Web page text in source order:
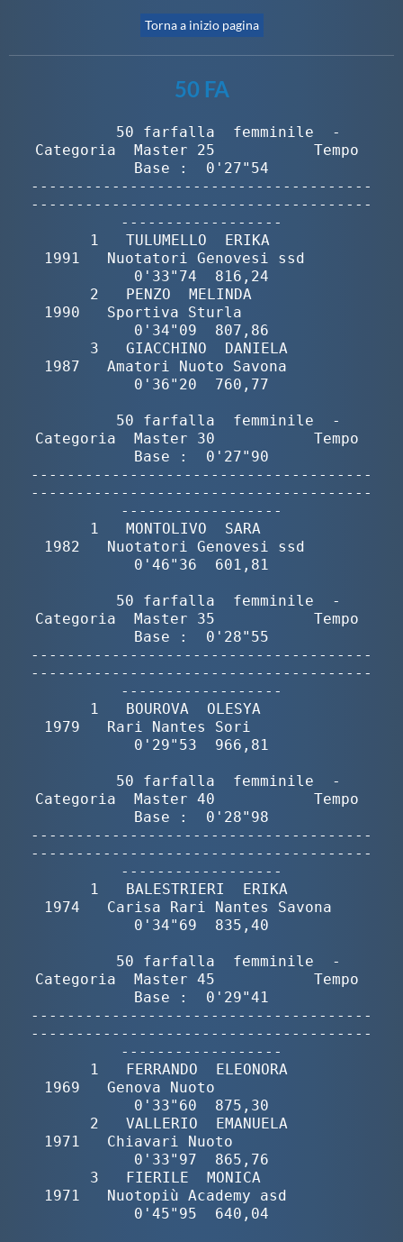
Torna a inizio pagina
50 FA
        50 farfalla  femminile  -
Categoria  Master 25           Tempo
Base :  0'27"54
--------------------------------------
--------------------------------------
------------------
       1   TULUMELLO  ERIKA
1991   Nuotatori Genovesi ssd
0'33"74  816,24
       2   PENZO  MELINDA
1990   Sportiva Sturla
0'34"09  807,86
       3   GIACCHINO  DANIELA
1987   Amatori Nuoto Savona
0'36"20  760,77
        50 farfalla  femminile  -
Categoria  Master 30           Tempo
Base :  0'27"90
--------------------------------------
--------------------------------------
------------------
       1   MONTOLIVO  SARA
1982   Nuotatori Genovesi ssd
0'46"36  601,81
        50 farfalla  femminile  -
Categoria  Master 35           Tempo
Base :  0'28"55
--------------------------------------
--------------------------------------
------------------
       1   BOUROVA  OLESYA
1979   Rari Nantes Sori
0'29"53  966,81
        50 farfalla  femminile  -
Categoria  Master 40           Tempo
Base :  0'28"98
--------------------------------------
--------------------------------------
------------------
       1   BALESTRIERI  ERIKA
1974   Carisa Rari Nantes Savona
0'34"69  835,40
        50 farfalla  femminile  -
Categoria  Master 45           Tempo
Base :  0'29"41
--------------------------------------
--------------------------------------
------------------
       1   FERRANDO  ELEONORA
1969   Genova Nuoto
0'33"60  875,30
       2   VALLERIO  EMANUELA
1971   Chiavari Nuoto
0'33"97  865,76
       3   FIERILE  MONICA
1971   Nuotopiù Academy asd
0'45"95  640,04